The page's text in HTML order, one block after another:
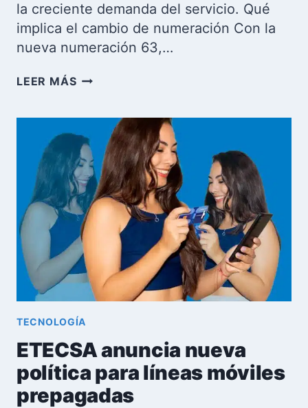
la creciente demanda del servicio. Qué
implica el cambio de numeración Con la
nueva numeración 63,…
LEER MÁSETECSA
NUMERACIÓN
PARA
LÍNEAS
MÓVILES
EN
CUBA
TECNOLOGÍA
ETECSA anuncia nueva
política para líneas móviles
prepagadas